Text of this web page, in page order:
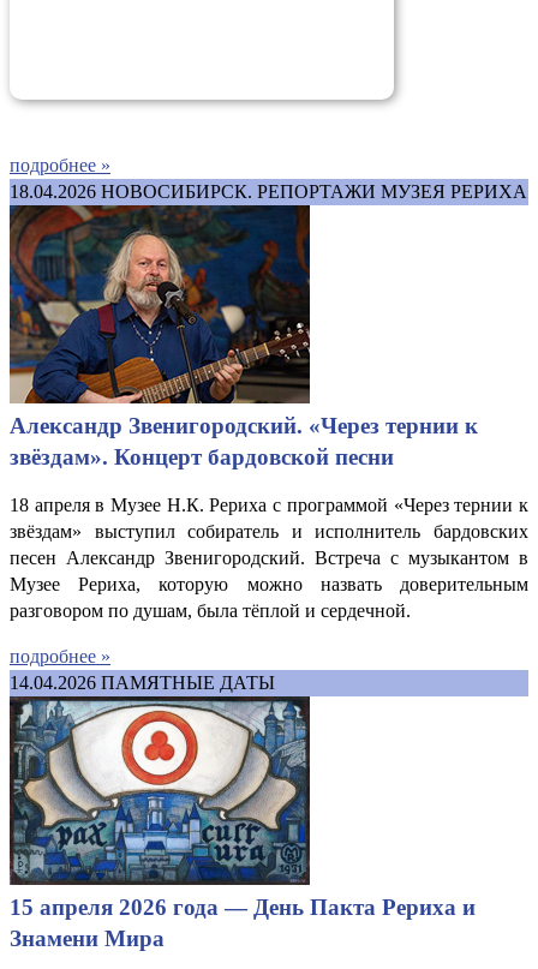
подробнее »
18.04.2026 НОВОСИБИРСК. РЕПОРТАЖИ МУЗЕЯ РЕРИХА
Александр Звенигородский. «Через тернии к
звёздам». Концерт бардовской песни
18 апреля в Музее Н.К. Рериха с программой «Через тернии к
звёздам» выступил собиратель и исполнитель бардовских
песен Александр Звенигородский. Встреча с музыкантом в
Музее Рериха, которую можно назвать доверительным
разговором по душам, была тёплой и сердечной.
подробнее »
14.04.2026 ПАМЯТНЫЕ ДАТЫ
15 апреля 2026 года — День Пакта Рериха и
Знамени Мира